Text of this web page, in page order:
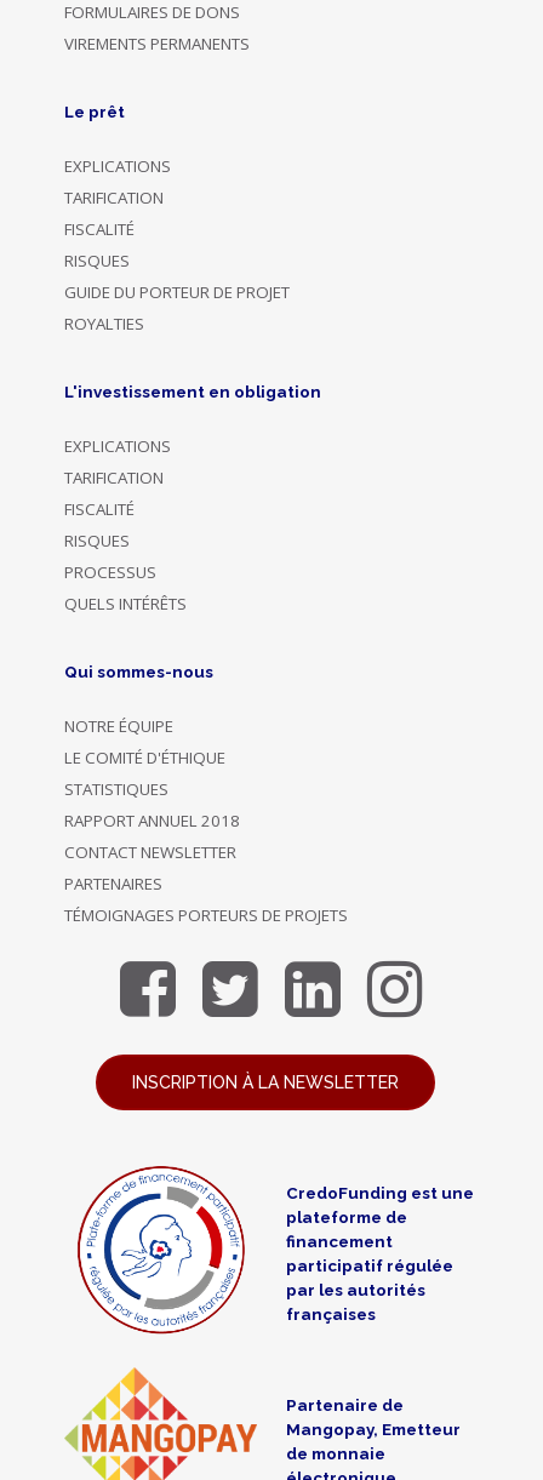
FORMULAIRES DE DONS
VIREMENTS PERMANENTS
Le prêt
EXPLICATIONS
TARIFICATION
FISCALITÉ
RISQUES
GUIDE DU PORTEUR DE PROJET
ROYALTIES
L'investissement en obligation
EXPLICATIONS
TARIFICATION
FISCALITÉ
RISQUES
PROCESSUS
QUELS INTÉRÊTS
Qui sommes-nous
NOTRE ÉQUIPE
LE COMITÉ D'ÉTHIQUE
STATISTIQUES
RAPPORT ANNUEL 2018
CONTACT NEWSLETTER
PARTENAIRES
TÉMOIGNAGES PORTEURS DE PROJETS
INSCRIPTION À LA NEWSLETTER
CredoFunding est une
plateforme de
financement
participatif régulée
par les autorités
françaises
Partenaire de
Mangopay, Emetteur
de monnaie